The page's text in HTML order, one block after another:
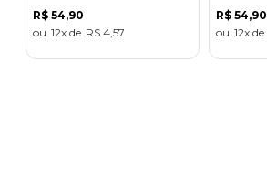
R$ 54,90
12
R$ 4 57
R$ 54,90
12